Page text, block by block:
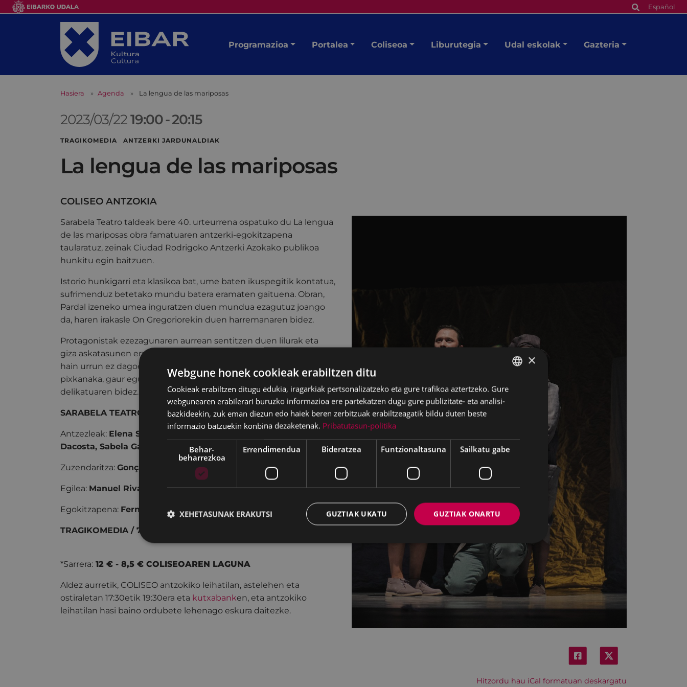
Español
Programazioa Portalea Coliseoa Liburutegia Udal eskolak Gazteria
Hasiera Agenda La lengua de las mariposas
2023/03/2219:00-20:15
TRAGIKOMEDIA ANTZERKI JARDUNALDIAK
La lengua de las mariposas
COLISEO ANTZOKIA
Hitzordu hau iCal formatuan deskargatu
Sarabela Teatro taldeak bere 40. urteurrena ospatuko du La lengua
de las mariposas obra famatuaren antzerki-egokitzapena
taularatuz, zeinak Ciudad Rodrigoko Antzerki Azokako publikoa
hunkitu egin baitzuen.
Istorio hunkigarri eta klasikoa bat, ume baten ikuspegitik kontatua,
sufrimenduz betetako mundu batera eramaten gaituena. Obran,
Pardal izeneko umea inguratzen duen mundua ezagutuz joango
da, haren irakasle On Gregoriorekin duen harremanaren bidez.
Protagonistak ezezagunaren aurrean sentitzen duen lilurak eta
giza askatasunen errepresioak eragindako sufrimenduak denboran
hain urrun ez dagoen errealitate batera hurbilduko gaituzte
pixkanaka, gaur egun garenarekin lotuz, Sarabelaren eszenaratze
delikatuaren bidez.
SARABELA TEATRO - Ourense
Antzezleak: Elena Seijo, Josito Porto, Fran Lareu, Fernando
Dacosta, Sabela Gago, Fina Calleja.
Zuzendaritza: Gonçalo Guerreiro.
Egilea: Manuel Rivas
Egokitzapena: Fernando Dacosta.
TRAGIKOMEDIA / 70 min.
*Sarrera: 12 € - 8,5 € COLISEOAREN LAGUNA
Aldez aurretik, COLISEO antzokiko leihatilan, astelehen eta
ostiraletan 17:30etik 19:30era eta kutxabanken, eta antzokiko
leihatilan hasi baino ordubete lehenago eskura daitezke.
BASQUE
SPANISH
×
Webgune honek cookieak erabiltzen ditu
Cookieak erabiltzen ditugu edukia, iragarkiak pertsonalizatzeko eta gure trafikoa aztertzeko. Gure
webgunearen erabilerari buruzko informazioa ere partekatzen dugu gure publizitate- eta analisi-
bazkideekin, zuk eman diezun edo haiek beren zerbitzuak erabiltzeagatik bildu duten beste
informazio batzuekin konbina dezaketenak. Pribatutasun-politika
Behar-
beharrezkoa
Errendimendua Bideratzea Funtzionaltasuna Sailkatu gabe
GUZTIAK ONARTU
GUZTIAK UKATU
XEHETASUNAK ERAKUTSI